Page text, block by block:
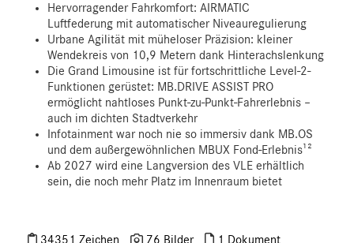
Hervorragender Fahrkomfort: AIRMATIC
Luftfederung mit automatischer Niveauregulierung
Urbane Agilität mit müheloser Präzision: kleiner
Wendekreis von 10,9 Metern dank Hinterachslenkung
Die Grand Limousine ist für fortschrittliche Level-2-
Funktionen gerüstet: MB.DRIVE ASSIST PRO
ermöglicht nahtloses Punkt-zu-Punkt-Fahrerlebnis –
auch im dichten Stadtverkehr
Infotainment war noch nie so immersiv dank MB.OS
und dem außergewöhnlichen MBUX Fond-Erlebnis¹²
Ab 2027 wird eine Langversion des VLE erhältlich
sein, die noch mehr Platz im Innenraum bietet
34351 Zeichen 76 Bilder 1 Dokument